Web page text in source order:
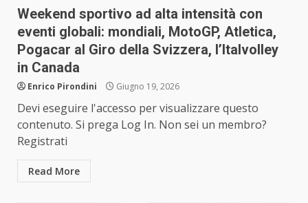
Weekend sportivo ad alta intensità con
eventi globali: mondiali, MotoGP, Atletica,
Pogacar al Giro della Svizzera, l’Italvolley
in Canada
Enrico Pirondini Giugno 19, 2026
Devi eseguire l'accesso per visualizzare questo
contenuto. Si prega Log In. Non sei un membro?
Registrati
Read More